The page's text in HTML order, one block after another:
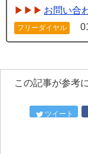
お問い合
フリーダイヤル
この記事が参考
ツイート